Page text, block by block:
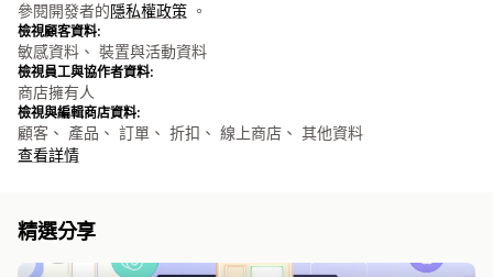
參閱開發者的隱私權政策 。
檢視顧客資料:
敏感資料、 裝置與活動資料
檢視員工與協作者資料:
商店擁有人
檢視與編輯商店資料:
顧客、 產品、 訂單、 折扣、 線上商店、 其他資料
查看詳情
精選分享